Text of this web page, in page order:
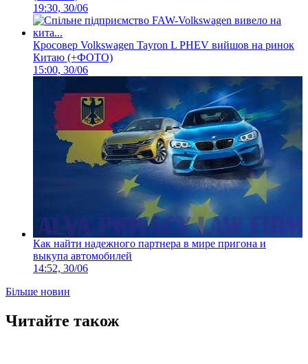
19:30, 30/06
Кросовер Volkswagen Tayron L PHEV вийшов на ринок
Китаю (+ФОТО)
15:00, 30/06
Как найти надежного партнера в мире пригона и
выкупа автомобилей
14:52, 30/06
Більше новин
Читайте також